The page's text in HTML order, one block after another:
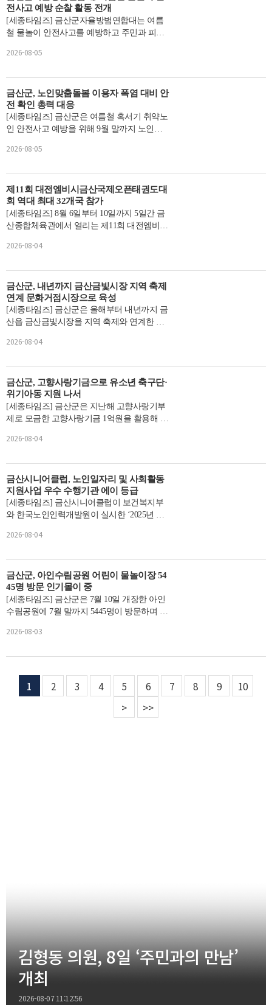
전사고 예방 순찰 활동 전개
[세종타임즈] 금산군자율방범연합대는 여름
철 물놀이 안전사고를 예방하고 주민과 피서
재 사무실에서 발...
2026-08-05
금산군, 노인맞춤돌봄 이용자 폭염 대비 안
전 확인 총력 대응
[세종타임즈] 금산군은 여름철 혹서기 취약노
인 안전사고 예방을 위해 9월 말까지 노인맞
을 다하고 있다....
2026-08-05
제11회 대전엠비시금산국제오픈태권도대
회 역대 최대 32개국 참가
[세종타임즈] 8월 6일부터 10일까지 5일간 금
산종합체육관에서 열리는 제11회 대전엠비시
참가한다.중부권 대...
2026-08-04
금산군, 내년까지 금산금빛시장 지역 축제
연계 문화거점시장으로 육성
[세종타임즈] 금산군은 올해부터 내년까지 금
산읍 금산금빛시장을 지역 축제와 연계한 문
광형 전통시장 육...
2026-08-04
금산군, 고향사랑기금으로 유소년 축구단·
위기아동 지원 나서
[세종타임즈] 금산군은 지난해 고향사랑기부
제로 모금한 고향사랑기금 1억원을 활용해 하
위기아동 지원...
2026-08-04
금산시니어클럽, 노인일자리 및 사회활동
지원사업 우수 수행기관 에이 등급
[세종타임즈] 금산시니어클럽이 보건복지부
와 한국노인인력개발원이 실시한 ‘2025년 노
가’에서 에이 등...
2026-08-04
금산군, 아인수림공원 어린이 물놀이장 54
45명 방문 인기몰이 중
[세종타임즈] 금산군은 7월 10일 개장한 아인
수림공원에 7월 말까지 5445명이 방문하며 인
용객은 3399명으로 ...
2026-08-03
1 2 3 4 5 6 7 8 9
10
>
>>
김형동 의원, 8일 ‘주민과의 만남’
개최
2026-08-07 11:12:56